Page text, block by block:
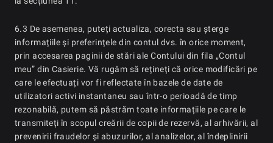
6.3 De asemenea, puteți actualiza, corecta sau șterge
informațiile și preferințele din contul dvs. în orice moment,
prin accesarea paginii de stări ale Contului din fila „Contul
meu” din Casierie. Vă rugăm să rețineți că orice modificări pe
care le efectuați vor fi reflectate în bazele de date de
utilizatori activi instantaneu sau într-o perioadă de timp
rezonabilă, putem să păstrăm toate informațiile pe care le
transmiteți în scopul creării de copii de rezervă, al arhivării, al
prevenirii fraudelor și abuzurilor, al analizelor, al îndeplinirii